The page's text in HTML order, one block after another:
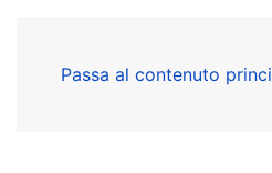
Passa al contenuto